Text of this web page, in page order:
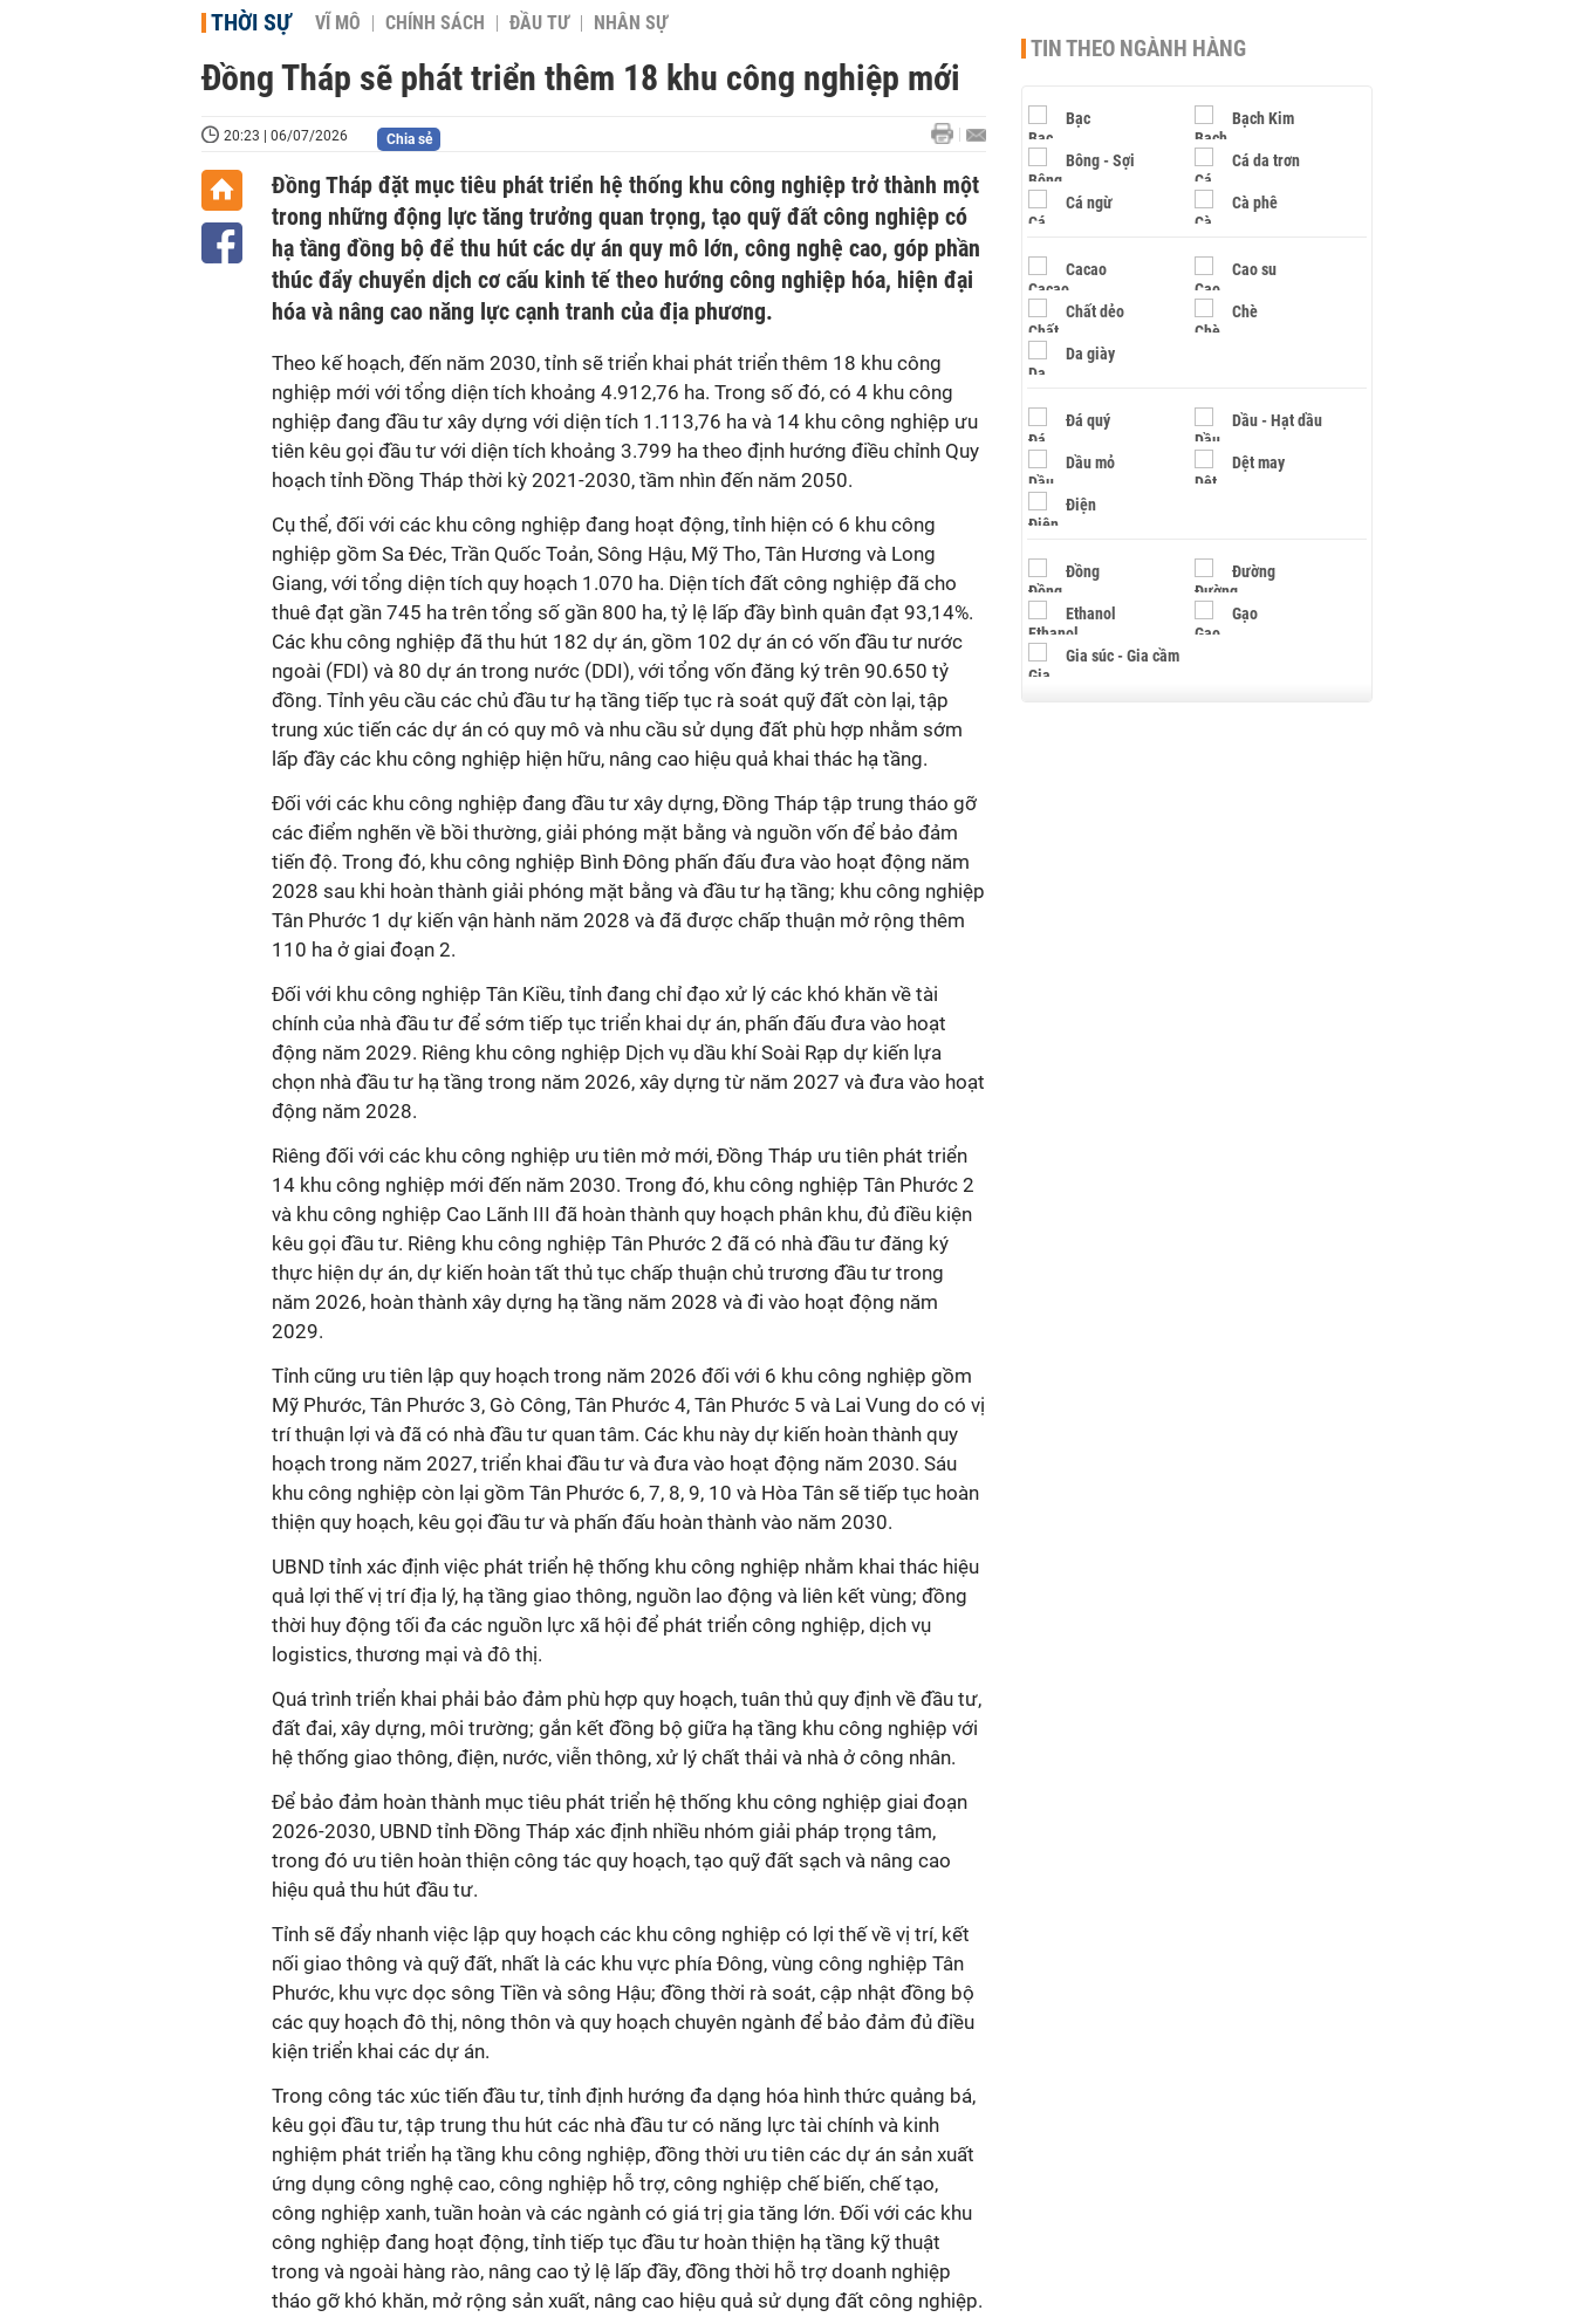
THỜI SỰ VĨ MÔ CHÍNH SÁCH ĐẦU TƯ NHÂN SỰ
Đồng Tháp sẽ phát triển thêm 18 khu công nghiệp mới
20:23 | 06/07/2026 Chia sẻ
Đồng Tháp đặt mục tiêu phát triển hệ thống khu công nghiệp trở thành một
trong những động lực tăng trưởng quan trọng, tạo quỹ đất công nghiệp có
hạ tầng đồng bộ để thu hút các dự án quy mô lớn, công nghệ cao, góp phần
thúc đẩy chuyển dịch cơ cấu kinh tế theo hướng công nghiệp hóa, hiện đại
hóa và nâng cao năng lực cạnh tranh của địa phương.
Theo kế hoạch, đến năm 2030, tỉnh sẽ triển khai phát triển thêm 18 khu công
nghiệp mới với tổng diện tích khoảng 4.912,76 ha. Trong số đó, có 4 khu công
nghiệp đang đầu tư xây dựng với diện tích 1.113,76 ha và 14 khu công nghiệp ưu
tiên kêu gọi đầu tư với diện tích khoảng 3.799 ha theo định hướng điều chỉnh Quy
hoạch tỉnh Đồng Tháp thời kỳ 2021-2030, tầm nhìn đến năm 2050.
Cụ thể, đối với các khu công nghiệp đang hoạt động, tỉnh hiện có 6 khu công
nghiệp gồm Sa Đéc, Trần Quốc Toản, Sông Hậu, Mỹ Tho, Tân Hương và Long
Giang, với tổng diện tích quy hoạch 1.070 ha. Diện tích đất công nghiệp đã cho
thuê đạt gần 745 ha trên tổng số gần 800 ha, tỷ lệ lấp đầy bình quân đạt 93,14%.
Các khu công nghiệp đã thu hút 182 dự án, gồm 102 dự án có vốn đầu tư nước
ngoài (FDI) và 80 dự án trong nước (DDI), với tổng vốn đăng ký trên 90.650 tỷ
đồng. Tỉnh yêu cầu các chủ đầu tư hạ tầng tiếp tục rà soát quỹ đất còn lại, tập
trung xúc tiến các dự án có quy mô và nhu cầu sử dụng đất phù hợp nhằm sớm
lấp đầy các khu công nghiệp hiện hữu, nâng cao hiệu quả khai thác hạ tầng.
Đối với các khu công nghiệp đang đầu tư xây dựng, Đồng Tháp tập trung tháo gỡ
các điểm nghẽn về bồi thường, giải phóng mặt bằng và nguồn vốn để bảo đảm
tiến độ. Trong đó, khu công nghiệp Bình Đông phấn đấu đưa vào hoạt động năm
2028 sau khi hoàn thành giải phóng mặt bằng và đầu tư hạ tầng; khu công nghiệp
Tân Phước 1 dự kiến vận hành năm 2028 và đã được chấp thuận mở rộng thêm
110 ha ở giai đoạn 2.
Đối với khu công nghiệp Tân Kiều, tỉnh đang chỉ đạo xử lý các khó khăn về tài
chính của nhà đầu tư để sớm tiếp tục triển khai dự án, phấn đấu đưa vào hoạt
động năm 2029. Riêng khu công nghiệp Dịch vụ dầu khí Soài Rạp dự kiến lựa
chọn nhà đầu tư hạ tầng trong năm 2026, xây dựng từ năm 2027 và đưa vào hoạt
động năm 2028.
Riêng đối với các khu công nghiệp ưu tiên mở mới, Đồng Tháp ưu tiên phát triển
14 khu công nghiệp mới đến năm 2030. Trong đó, khu công nghiệp Tân Phước 2
và khu công nghiệp Cao Lãnh III đã hoàn thành quy hoạch phân khu, đủ điều kiện
kêu gọi đầu tư. Riêng khu công nghiệp Tân Phước 2 đã có nhà đầu tư đăng ký
thực hiện dự án, dự kiến hoàn tất thủ tục chấp thuận chủ trương đầu tư trong
năm 2026, hoàn thành xây dựng hạ tầng năm 2028 và đi vào hoạt động năm
2029.
Tỉnh cũng ưu tiên lập quy hoạch trong năm 2026 đối với 6 khu công nghiệp gồm
Mỹ Phước, Tân Phước 3, Gò Công, Tân Phước 4, Tân Phước 5 và Lai Vung do có vị
trí thuận lợi và đã có nhà đầu tư quan tâm. Các khu này dự kiến hoàn thành quy
hoạch trong năm 2027, triển khai đầu tư và đưa vào hoạt động năm 2030. Sáu
khu công nghiệp còn lại gồm Tân Phước 6, 7, 8, 9, 10 và Hòa Tân sẽ tiếp tục hoàn
thiện quy hoạch, kêu gọi đầu tư và phấn đấu hoàn thành vào năm 2030.
UBND tỉnh xác định việc phát triển hệ thống khu công nghiệp nhằm khai thác hiệu
quả lợi thế vị trí địa lý, hạ tầng giao thông, nguồn lao động và liên kết vùng; đồng
thời huy động tối đa các nguồn lực xã hội để phát triển công nghiệp, dịch vụ
logistics, thương mại và đô thị.
Quá trình triển khai phải bảo đảm phù hợp quy hoạch, tuân thủ quy định về đầu tư,
đất đai, xây dựng, môi trường; gắn kết đồng bộ giữa hạ tầng khu công nghiệp với
hệ thống giao thông, điện, nước, viễn thông, xử lý chất thải và nhà ở công nhân.
Để bảo đảm hoàn thành mục tiêu phát triển hệ thống khu công nghiệp giai đoạn
2026-2030, UBND tỉnh Đồng Tháp xác định nhiều nhóm giải pháp trọng tâm,
trong đó ưu tiên hoàn thiện công tác quy hoạch, tạo quỹ đất sạch và nâng cao
hiệu quả thu hút đầu tư.
Tỉnh sẽ đẩy nhanh việc lập quy hoạch các khu công nghiệp có lợi thế về vị trí, kết
nối giao thông và quỹ đất, nhất là các khu vực phía Đông, vùng công nghiệp Tân
Phước, khu vực dọc sông Tiền và sông Hậu; đồng thời rà soát, cập nhật đồng bộ
các quy hoạch đô thị, nông thôn và quy hoạch chuyên ngành để bảo đảm đủ điều
kiện triển khai các dự án.
Trong công tác xúc tiến đầu tư, tỉnh định hướng đa dạng hóa hình thức quảng bá,
kêu gọi đầu tư, tập trung thu hút các nhà đầu tư có năng lực tài chính và kinh
nghiệm phát triển hạ tầng khu công nghiệp, đồng thời ưu tiên các dự án sản xuất
ứng dụng công nghệ cao, công nghiệp hỗ trợ, công nghiệp chế biến, chế tạo,
công nghiệp xanh, tuần hoàn và các ngành có giá trị gia tăng lớn. Đối với các khu
công nghiệp đang hoạt động, tỉnh tiếp tục đầu tư hoàn thiện hạ tầng kỹ thuật
trong và ngoài hàng rào, nâng cao tỷ lệ lấp đầy, đồng thời hỗ trợ doanh nghiệp
tháo gỡ khó khăn, mở rộng sản xuất, nâng cao hiệu quả sử dụng đất công nghiệp.
TIN THEO NGÀNH HÀNG
Bạc Bạch Kim
Bông - Sợi Cá da trơn
Cá ngừ Cà phê
Cacao Cao su
Chất dẻo Chè
Da giày
Đá quý Dầu - Hạt dầu
Dầu mỏ Dệt may
Điện
Đồng Đường
Ethanol Gạo
Gia súc - Gia cầm